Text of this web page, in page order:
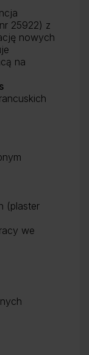
25922) z
nowych
na
(plaster
we